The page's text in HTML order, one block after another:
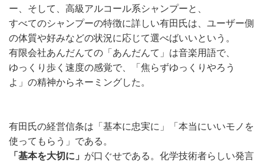
ー、そして、高級アルコール系シャンプーと、
すべてのシャンプーの特徴に詳しい有田氏は、ユーザー側
の体質や好みなどの状況に応じて選べばいいという。
有限会社あんだんての「あんだんて」は音楽用語で、
ゆっくり歩く速度の感覚で、「焦らずゆっくりやろう
よ」の精神からネーミングした。
有田氏の経営信条は「基本に忠実に」「本当にいいモノを
使ってもらう」である。
「基本を大切に」 が口ぐせである。化学技術者らしい発言